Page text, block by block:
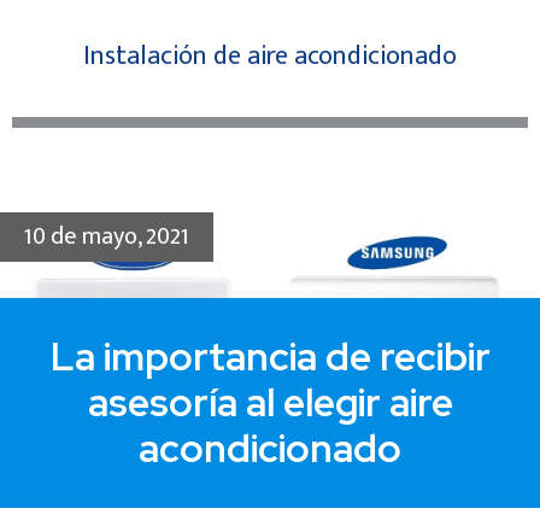
Instalación de aire acondicionado
10 de mayo, 2021
La importancia de recibir
asesoría al elegir aire
acondicionado